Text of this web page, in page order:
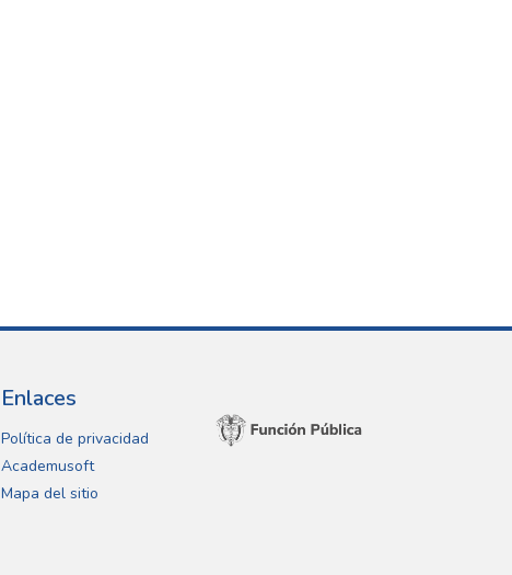
Enlaces
Política de privacidad
Academusoft
Mapa del sitio